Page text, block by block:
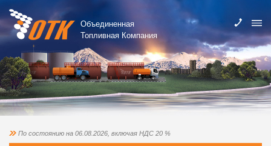
Объединенная
Топливная Компания
По состоянию на 06.08.2026, включая НДС 20 %